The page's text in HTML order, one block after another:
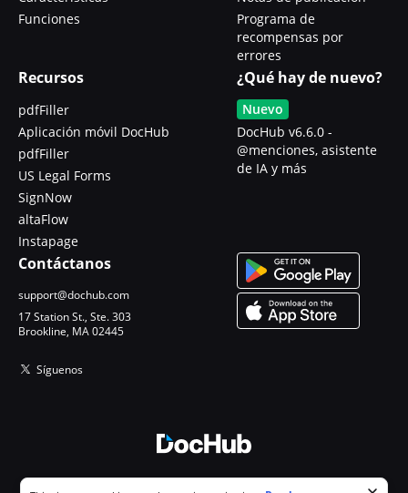
Funciones
Programa de
recompensas por
errores
Recursos
pdfFiller
Aplicación móvil DocHub
pdfFiller
US Legal Forms
SignNow
altaFlow
Instapage
¿Qué hay de nuevo?
Nuevo
DocHub v6.6.0 -
@menciones, asistente
de IA y más
Contáctanos
support@dochub.com
17 Station St., Ste. 303
Brookline, MA 02445
Síguenos